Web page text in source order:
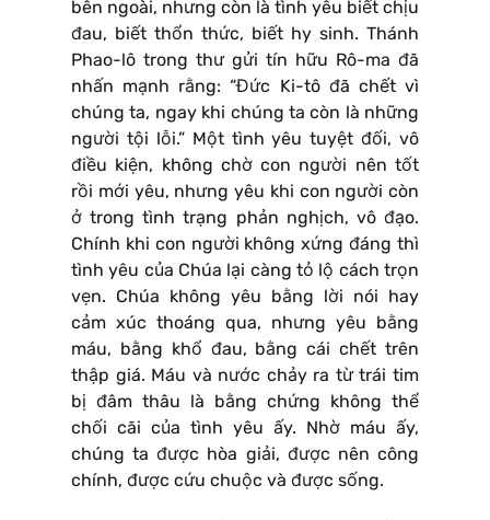
bên ngoài, nhưng còn là tình yêu biết chịu
đau, biết thổn thức, biết hy sinh. Thánh
Phao-lô trong thư gửi tín hữu Rô-ma đã
nhấn mạnh rằng: “Đức Ki-tô đã chết vì
chúng ta, ngay khi chúng ta còn là những
người tội lỗi.” Một tình yêu tuyệt đối, vô
điều kiện, không chờ con người nên tốt
rồi mới yêu, nhưng yêu khi con người còn
ở trong tình trạng phản nghịch, vô đạo.
Chính khi con người không xứng đáng thì
tình yêu của Chúa lại càng tỏ lộ cách trọn
vẹn. Chúa không yêu bằng lời nói hay
cảm xúc thoáng qua, nhưng yêu bằng
máu, bằng khổ đau, bằng cái chết trên
thập giá. Máu và nước chảy ra từ trái tim
bị đâm thâu là bằng chứng không thể
chối cãi của tình yêu ấy. Nhờ máu ấy,
chúng ta được hòa giải, được nên công
chính, được cứu chuộc và được sống.